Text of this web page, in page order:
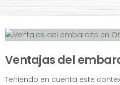
Ventajas del
Teniendo en cuenta este